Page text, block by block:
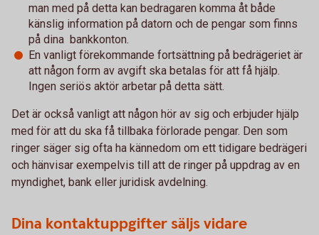
man med på detta kan bedragaren komma åt både
känslig information på datorn och de pengar som finns
på dina bankkonton.
En vanligt förekommande fortsättning på bedrägeriet är
att någon form av avgift ska betalas för att få hjälp.
Ingen seriös aktör arbetar på detta sätt.
Det är också vanligt att någon hör av sig och erbjuder hjälp
med för att du ska få tillbaka förlorade pengar. Den som
ringer säger sig ofta ha kännedom om ett tidigare bedrägeri
och hänvisar exempelvis till att de ringer på uppdrag av en
myndighet, bank eller juridisk avdelning.
Dina kontaktuppgifter säljs vidare